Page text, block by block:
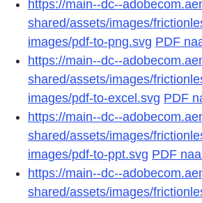
https://main--dc--
shared/assets/images/
images/pdf-to-png.svg PDF
https://main--dc--
shared/assets/images/
images/pdf-to-excel.svg PDF
https://main--dc--
shared/assets/images/
images/pdf-to-ppt.svg PDF
https://main--dc--
shared/assets/images/